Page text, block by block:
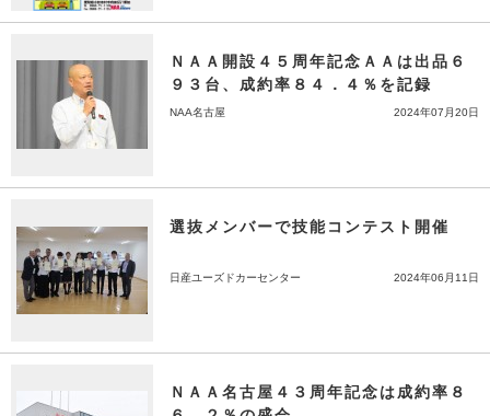
ＮＡＡ開設４５周年記念ＡＡは出品６
９３台、成約率８４．４％を記録
NAA名古屋 2024年07月20日
選抜メンバーで技能コンテスト開催
日産ユーズドカーセンター 2024年06月11日
ＮＡＡ名古屋４３周年記念は成約率８